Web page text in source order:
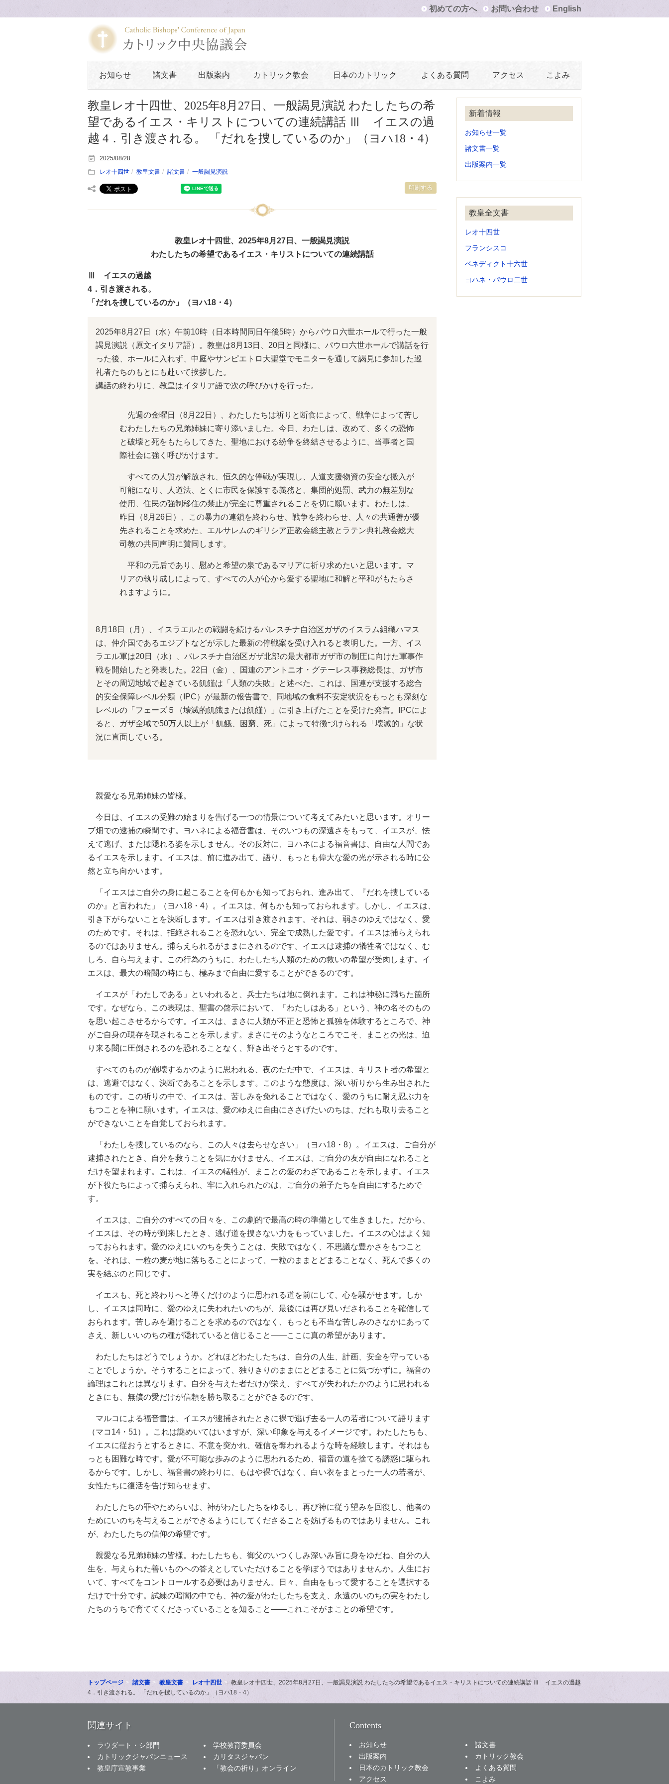
初めての方へ お問い合わせ English
お知らせ 諸文書 出版案内 カトリック教会 日本のカトリック よくある質問 アクセス こよみ
教皇レオ十四世、2025年8月27日、一般謁見演説 わたしたちの希
望であるイエス・キリストについての連続講話 Ⅲ イエスの過
越 4．引き渡される。 「だれを捜しているのか」（ヨハ18・4）
印刷する
2025/08/28
レオ十四世
教皇文書 諸文書 一般謁見演説
教皇レオ十四世、2025年8月27日、一般謁見演説
わたしたちの希望であるイエス・キリストについての連続講話
Ⅲ イエスの過越
4．引き渡される。
「だれを捜しているのか」（ヨハ18・4）
2025年8月27日（水）午前10時（日本時間同日午後5時）からパウロ六世ホールで行った一般
謁見演説（原文イタリア語）。教皇は8月13日、20日と同様に、パウロ六世ホールで講話を行
った後、ホールに入れず、中庭やサンピエトロ大聖堂でモニターを通して謁見に参加した巡
礼者たちのもとにも赴いて挨拶した。
講話の終わりに、教皇はイタリア語で次の呼びかけを行った。
先週の金曜日（8月22日）、わたしたちは祈りと断食によって、戦争によって苦し
むわたしたちの兄弟姉妹に寄り添いました。今日、わたしは、改めて、多くの恐怖
と破壊と死をもたらしてきた、聖地における紛争を終結させるように、当事者と国
際社会に強く呼びかけます。
すべての人質が解放され、恒久的な停戦が実現し、人道支援物資の安全な搬入が
可能になり、人道法、とくに市民を保護する義務と、集団的処罰、武力の無差別な
使用、住民の強制移住の禁止が完全に尊重されることを切に願います。わたしは、
昨日（8月26日）、この暴力の連鎖を終わらせ、戦争を終わらせ、人々の共通善が優
先されることを求めた、エルサレムのギリシア正教会総主教とラテン典礼教会総大
司教の共同声明に賛同します。
平和の元后であり、慰めと希望の泉であるマリアに祈り求めたいと思います。マ
リアの執り成しによって、すべての人が心から愛する聖地に和解と平和がもたらさ
れますように。
8月18日（月）、イスラエルとの戦闘を続けるパレスチナ自治区ガザのイスラム組織ハマス
は、仲介国であるエジプトなどが示した最新の停戦案を受け入れると表明した。一方、イス
ラエル軍は20日（水）、パレスチナ自治区ガザ北部の最大都市ガザ市の制圧に向けた軍事作
戦を開始したと発表した。22日（金）、国連のアントニオ・グテーレス事務総長は、ガザ市
とその周辺地域で起きている飢饉は「人類の失敗」と述べた。これは、国連が支援する総合
的安全保障レベル分類（IPC）が最新の報告書で、同地域の食料不安定状況をもっとも深刻な
レベルの「フェーズ５（壊滅的飢餓または飢饉）」に引き上げたことを受けた発言。IPCによ
ると、ガザ全域で50万人以上が「飢餓、困窮、死」によって特徴づけられる「壊滅的」な状
況に直面している。
親愛なる兄弟姉妹の皆様。
今日は、イエスの受難の始まりを告げる一つの情景について考えてみたいと思います。オリー
ブ畑での逮捕の瞬間です。ヨハネによる福音書は、そのいつもの深遠さをもって、イエスが、怯
えて逃げ、または隠れる姿を示しません。その反対に、ヨハネによる福音書は、自由な人間であ
るイエスを示します。イエスは、前に進み出て、語り、もっとも偉大な愛の光が示される時に公
然と立ち向かいます。
「イエスはご自分の身に起こることを何もかも知っておられ、進み出て、『だれを捜している
のか』と言われた」（ヨハ18・4）。イエスは、何もかも知っておられます。しかし、イエスは、
引き下がらないことを決断します。イエスは引き渡されます。それは、弱さのゆえではなく、愛
のためです。それは、拒絶されることを恐れない、完全で成熟した愛です。イエスは捕らえられ
るのではありません。捕らえられるがままにされるのです。イエスは逮捕の犠牲者ではなく、む
しろ、自ら与えます。この行為のうちに、わたしたち人類のための救いの希望が受肉します。イ
エスは、最大の暗闇の時にも、極みまで自由に愛することができるのです。
イエスが「わたしである」といわれると、兵士たちは地に倒れます。これは神秘に満ちた箇所
です。なぜなら、この表現は、聖書の啓示において、「わたしはある」という、神の名そのもの
を思い起こさせるからです。イエスは、まさに人類が不正と恐怖と孤独を体験するところで、神
がご自身の現存を現されることを示します。まさにそのようなところでこそ、まことの光は、迫
り来る闇に圧倒されるのを恐れることなく、輝き出そうとするのです。
すべてのものが崩壊するかのように思われる、夜のただ中で、イエスは、キリスト者の希望と
は、逃避ではなく、決断であることを示します。このような態度は、深い祈りから生み出された
ものです。この祈りの中で、イエスは、苦しみを免れることではなく、愛のうちに耐え忍ぶ力を
もつことを神に願います。イエスは、愛のゆえに自由にささげたいのちは、だれも取り去ること
ができないことを自覚しておられます。
「わたしを捜しているのなら、この人々は去らせなさい」（ヨハ18・8）。イエスは、ご自分が
逮捕されたとき、自分を救うことを気にかけません。イエスは、ご自分の友が自由になれること
だけを望まれます。これは、イエスの犠牲が、まことの愛のわざであることを示します。イエス
が下役たちによって捕らえられ、牢に入れられたのは、ご自分の弟子たちを自由にするためで
す。
イエスは、ご自分のすべての日々を、この劇的で最高の時の準備として生きました。だから、
イエスは、その時が到来したとき、逃げ道を捜さない力をもっていました。イエスの心はよく知
っておられます。愛のゆえにいのちを失うことは、失敗ではなく、不思議な豊かさをもつこと
を。それは、一粒の麦が地に落ちることによって、一粒のままとどまることなく、死んで多くの
実を結ぶのと同じです。
イエスも、死と終わりへと導くだけのように思われる道を前にして、心を騒がせます。しか
し、イエスは同時に、愛のゆえに失われたいのちが、最後には再び見いだされることを確信して
おられます。苦しみを避けることを求めるのではなく、もっとも不当な苦しみのさなかにあって
さえ、新しいいのちの種が隠れていると信じること――ここに真の希望があります。
わたしたちはどうでしょうか。どれほどわたしたちは、自分の人生、計画、安全を守っている
ことでしょうか。そうすることによって、独りきりのままにとどまることに気づかずに。福音の
論理はこれとは異なります。自分を与えた者だけが栄え、すべてが失われたかのように思われる
ときにも、無償の愛だけが信頼を勝ち取ることができるのです。
マルコによる福音書は、イエスが逮捕されたときに裸で逃げ去る一人の若者について語ります
（マコ14・51）。これは謎めいてはいますが、深い印象を与えるイメージです。わたしたちも、
イエスに従おうとするときに、不意を突かれ、確信を奪われるような時を経験します。それはも
っとも困難な時です。愛が不可能な歩みのように思われるため、福音の道を捨てる誘惑に駆られ
るからです。しかし、福音書の終わりに、もはや裸ではなく、白い衣をまとった一人の若者が、
女性たちに復活を告げ知らせます。
わたしたちの罪やためらいは、神がわたしたちをゆるし、再び神に従う望みを回復し、他者の
ためにいのちを与えることができるようにしてくださることを妨げるものではありません。これ
が、わたしたちの信仰の希望です。
親愛なる兄弟姉妹の皆様。わたしたちも、御父のいつくしみ深いみ旨に身をゆだね、自分の人
生を、与えられた善いものヘの答えとしていただけることを学ぼうではありませんか。人生にお
いて、すべてをコントロールする必要はありません。日々、自由をもって愛することを選択する
だけで十分です。試練の暗闇の中でも、神の愛がわたしたちを支え、永遠のいのちの実をわたし
たちのうちで育ててくださっていることを知ること――これこそがまことの希望です。
新着情報
お知らせ一覧
諸文書一覧
出版案内一覧
教皇全文書
レオ十四世
フランシスコ
ベネディクト十六世
ヨハネ・パウロ二世
トップページ 諸文書 教皇文書 レオ十四世
教皇レオ十四世、2025年8月27日、一般謁見演説 わたしたちの希望であるイエス・キリストについての連続講話 Ⅲ イエスの過越
4．引き渡される。 「だれを捜しているのか」（ヨハ18・4）
関連サイト
ラウダート・シ部門
学校教育委員会
カトリックジャパンニュース
カリタスジャパン
教皇庁宣教事業
「教会の祈り」オンライン
Contents
お知らせ
諸文書
出版案内
カトリック教会
日本のカトリック教会
よくある質問
アクセス
こよみ